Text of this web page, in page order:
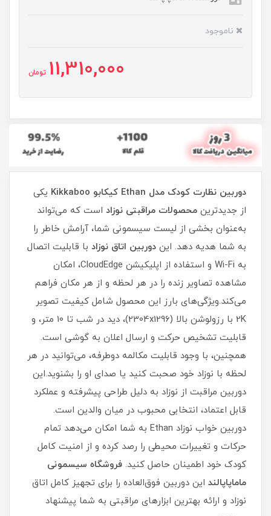
ناموجود
11,310,000 تومان
دوربین نظارت کودک مدل Ethan کیکابو Kikkaboo
یکی
از جدیدترین محصولات مراقبتی نوزاد است که می‌تواند
به‌عنوان بخشی از لیست سیسمونی شما، آرامش خاطر را
به شما هدیه دهد. این دوربین اتاق نوزاد با قابلیت اتصال
به Wi-Fi و استفاده از اپلیکیشن CloudEdge، امکان
مشاهده تصاویر زنده را در هر لحظه و از هر مکان فراهم
می‌کند.ویژگی‌های بارز این محصول شامل کیفیت تصویر
2K با رزولوشن بالا (2304x1296)، دید در شب تا 10 متر، و
قابلیت تشخیص حرکت و ارسال اعلان به گوشی است.
همچنین، با وجود قابلیت مکالمه دوطرفه، می‌توانید در هر
لحظه با نوزاد خود صحبت کنید یا صدای او را بشنوید.این
دوربین مراقبت از نوزاد به دلیل طراحی پیشرفته و عملکرد
قابل اعتماد، انتخابی محبوب در میان والدین است.
دوربین خواب نوزاد Ethan به شما امکان می‌دهد تمام
حرکات و تغییرات محیطی را رصد کرده و از امنیت کامل
کودک خود اطمینان حاصل کنید. فروشگاه سیسمونی
ماماپاپالند این دوربین فوق‌العاده را برای تجهیز کامل اتاق
نوزاد و ارائه بهترین ابزارهای مراقبتی به شما پیشنهاد